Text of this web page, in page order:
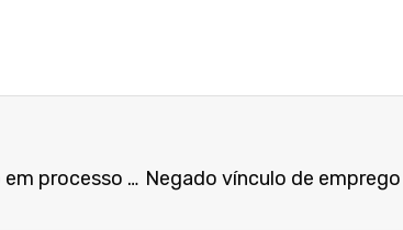
Ação sobre posse de imóvel arrematado em processo trabalhista tem prescrição cível